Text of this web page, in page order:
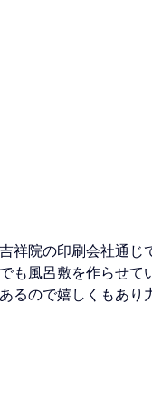
祥院の印刷会社通
も風呂敷を作らせて
るので嬉しくもあり